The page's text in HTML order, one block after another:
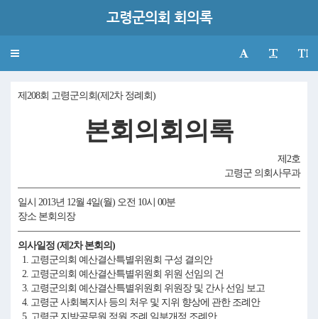
고령군의회 회의록
Toggle
제208회 고령군의회(제2차 정례회)
본회의회의록
제2호
고령군 의회사무과
일시 2013년 12월 4일(월) 오전 10시 00분
장소 본회의장
의사일정 (제2차 본회의)
1. 고령군의회 예산결산특별위원회 구성 결의안
2. 고령군의회 예산결산특별위원회 위원 선임의 건
3. 고령군의회 예산결산특별위원회 위원장 및 간사 선임 보고
4. 고령군 사회복지사 등의 처우 및 지위 향상에 관한 조례안
5. 고령군 지방공무원 정원 조례 일부개정 조례안